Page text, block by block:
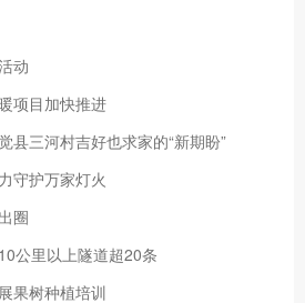
动
项目加快推进
县三河村吉好也求家的“新期盼”
守护万家灯火‌
圈
公里以上隧道超20条
果树种植培训